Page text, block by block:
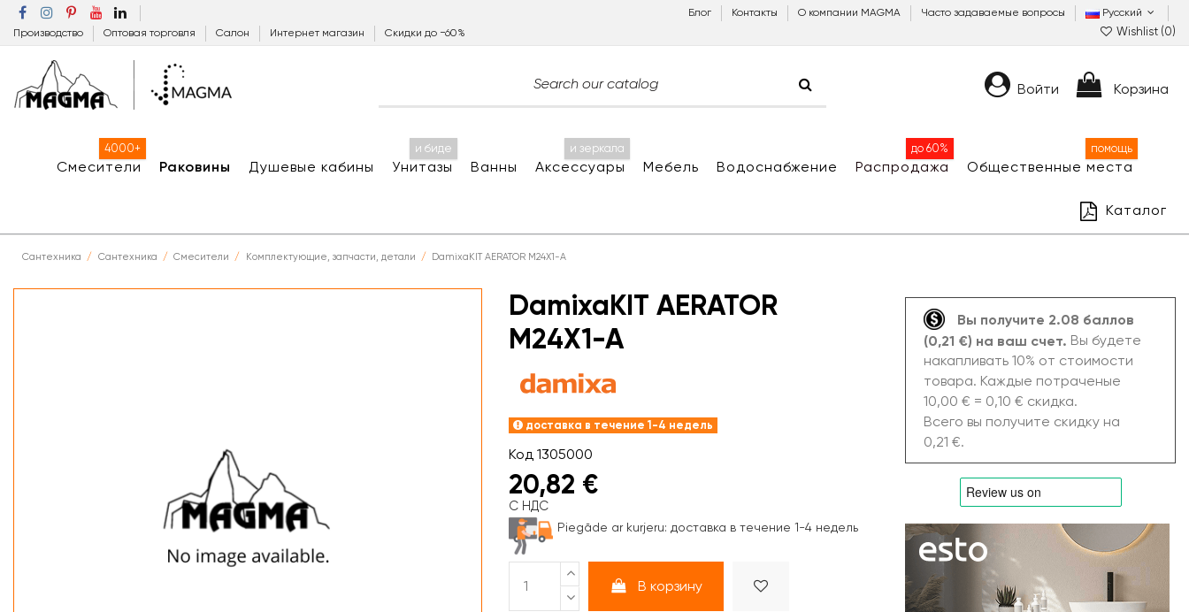
Производство Оптовая торговля Салон Интернет магазин Скидки до −60%
Блог Контакты О компании MAGMA Часто задаваемые вопросы Русский
Wishlist (0)
Войти Корзина
Смесители
4000+
Раковины Душевые кабины Унитазы
и биде
Ванны Аксессуары
и зеркала
Мебель Водоснабжение Распродажа
до 60%
Общественные места
помощь
Каталог
Сантехника Сантехника Смесители Комплектующие, запчасти, детали DamixaKIT AERATOR M24X1-A
DamixaKIT AERATOR
M24X1-A
доставка в течение 1-4 недель
Код 1305000
20,82 €
С НДС
Piegāde ar kurjeru: доставка в течение 1-4 недель
В корзину
Вы получите 2.08 баллов
(0,21 €) на ваш счет. Вы будете
накапливать 10% от стоимости
товара. Каждые потраченые
10,00 € = 0,10 € скидка.
Всего вы получите скидку на
0,21 €.